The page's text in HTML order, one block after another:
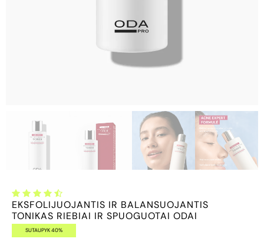
EKSFOLIJUOJANTIS IR BALANSUOJANTIS
TONIKAS RIEBIAI IR SPUOGUOTAI ODAI
SUTAUPYK 40%